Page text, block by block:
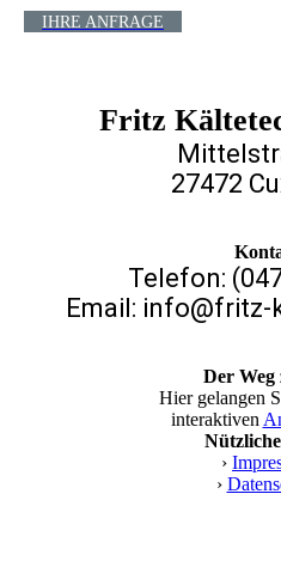
IHRE ANFRAGE
Fritz
27472
Telefon:
Email:
Der Weg
Hier gelangen
interaktiven
›
›